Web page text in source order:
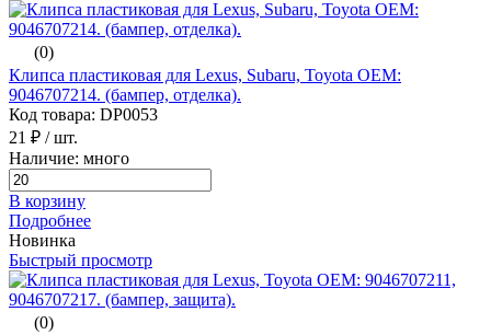
(0)
Клипса пластиковая для Lexus, Subaru, Toyota ОЕМ:
9046707214. (бампер, отделка).
Код товара: DP0053
21 ₽ / шт.
Наличие: много
В корзину
Подробнее
Новинка
Быстрый просмотр
(0)